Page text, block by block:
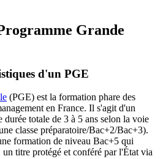
Grande
d'un PGE
(PGE) est la formation phare des
en France. Il s'agit d'un
durée totale de 3 à 5 ans selon la voie
classe préparatoire/Bac+2/Bac+3).
formation de niveau Bac+5 qui
un titre protégé et conféré par l'État via